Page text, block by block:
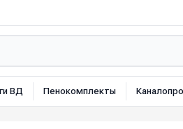
ВД Пенокомплекты